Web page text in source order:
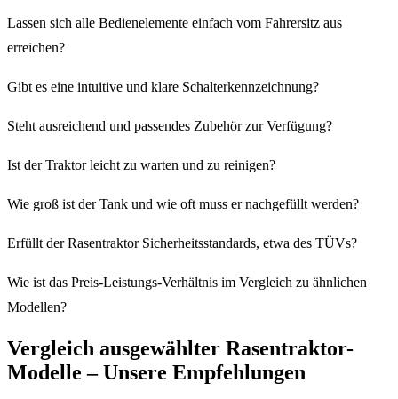
Lassen sich alle Bedienelemente einfach vom Fahrersitz aus
erreichen?
Gibt es eine intuitive und klare Schalterkennzeichnung?
Steht ausreichend und passendes Zubehör zur Verfügung?
Ist der Traktor leicht zu warten und zu reinigen?
Wie groß ist der Tank und wie oft muss er nachgefüllt werden?
Erfüllt der Rasentraktor Sicherheitsstandards, etwa des TÜVs?
Wie ist das Preis-Leistungs-Verhältnis im Vergleich zu ähnlichen
Modellen?
Vergleich ausgewählter Rasentraktor-
Modelle – Unsere Empfehlungen